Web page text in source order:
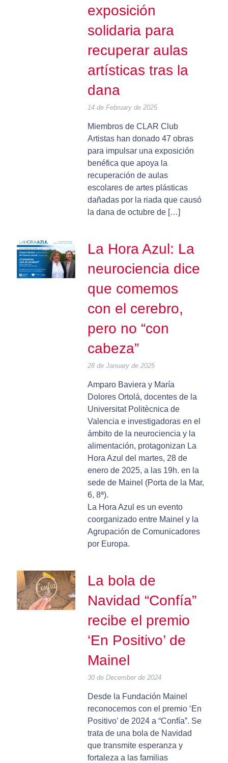
exposición
solidaria para
recuperar aulas
artísticas tras la
dana
14 de February de 2025
Miembros de CLAR Club
Artistas han donado 47 obras
para impulsar una exposición
benéfica que apoya la
recuperación de aulas
escolares de artes plásticas
dañadas por la riada que causó
la dana de octubre de […]
La Hora Azul: La
neurociencia dice
que comemos
con el cerebro,
pero no “con
cabeza”
28 de January de 2025
Amparo Baviera y María
Dolores Ortolá, docentes de la
Universitat Politècnica de
Valencia e investigadoras en el
ámbito de la neurociencia y la
alimentación, protagonizan La
Hora Azul del martes, 28 de
enero de 2025, a las 19h. en la
sede de Mainel (Porta de la Mar,
6, 8ª).
La Hora Azul es un evento
coorganizado entre Mainel y la
Agrupación de Comunicadores
por Europa.
La bola de
Navidad “Confía”
recibe el premio
‘En Positivo’ de
Mainel
30 de December de 2024
Desde la Fundación Mainel
reconocemos con el premio ‘En
Positivo’ de 2024 a “Confía”. Se
trata de una bola de Navidad
que transmite esperanza y
fortaleza a las familias